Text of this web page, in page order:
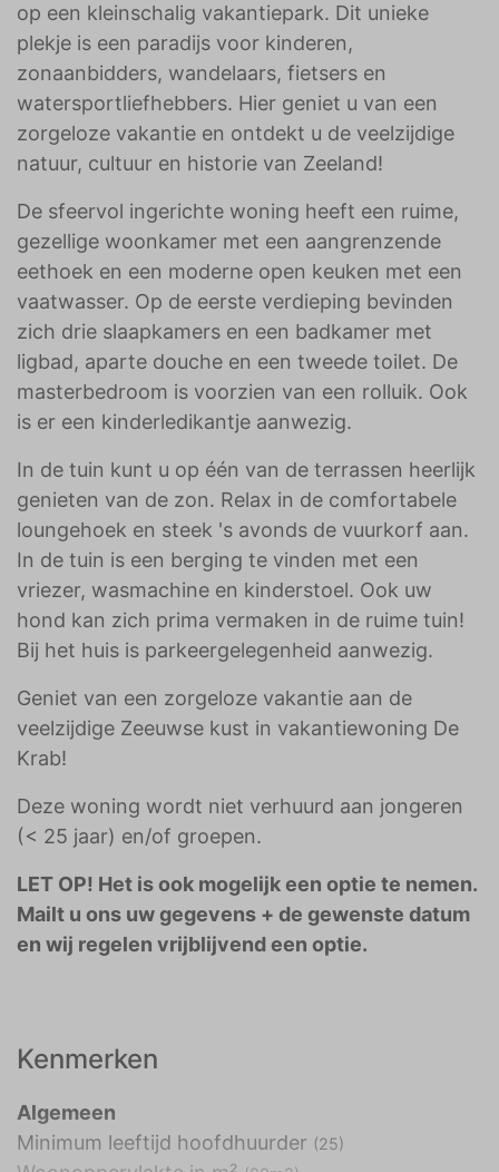
op een kleinschalig vakantiepark. Dit unieke
plekje is een paradijs voor kinderen,
zonaanbidders, wandelaars, fietsers en
watersportliefhebbers. Hier geniet u van een
zorgeloze vakantie en ontdekt u de veelzijdige
natuur, cultuur en historie van Zeeland!
De sfeervol ingerichte woning heeft een ruime,
gezellige woonkamer met een aangrenzende
eethoek en een moderne open keuken met een
vaatwasser. Op de eerste verdieping bevinden
zich drie slaapkamers en een badkamer met
ligbad, aparte douche en een tweede toilet. De
masterbedroom is voorzien van een rolluik. Ook
is er een kinderledikantje aanwezig.
In de tuin kunt u op één van de terrassen heerlijk
genieten van de zon. Relax in de comfortabele
loungehoek en steek 's avonds de vuurkorf aan.
In de tuin is een berging te vinden met een
vriezer, wasmachine en kinderstoel. Ook uw
hond kan zich prima vermaken in de ruime tuin!
Bij het huis is parkeergelegenheid aanwezig.
Geniet van een zorgeloze vakantie aan de
veelzijdige Zeeuwse kust in vakantiewoning De
Krab!
Deze woning wordt niet verhuurd aan jongeren
(< 25 jaar) en/of groepen.
LET OP! Het is ook mogelijk een optie te nemen.
Mailt u ons uw gegevens + de gewenste datum
en wij regelen vrijblijvend een optie.
Kenmerken
Algemeen
Minimum leeftijd hoofdhuurder (25)